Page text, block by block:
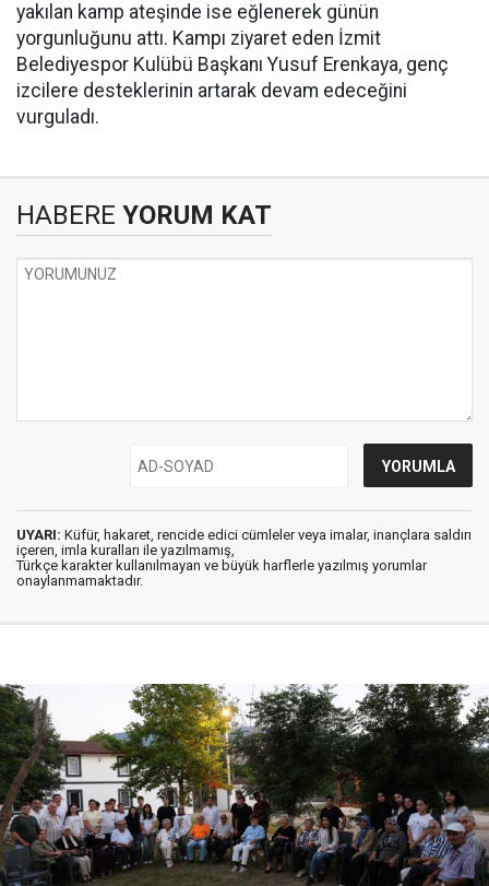
yakılan kamp ateşinde ise eğlenerek günün
yorgunluğunu attı. Kampı ziyaret eden İzmit
Belediyespor Kulübü Başkanı Yusuf Erenkaya, genç
izcilere desteklerinin artarak devam edeceğini
vurguladı.
HABERE YORUM KAT
UYARI: Küfür, hakaret, rencide edici cümleler veya imalar, inançlara saldırı
içeren, imla kuralları ile yazılmamış,
Türkçe karakter kullanılmayan ve büyük harflerle yazılmış yorumlar
onaylanmamaktadır.